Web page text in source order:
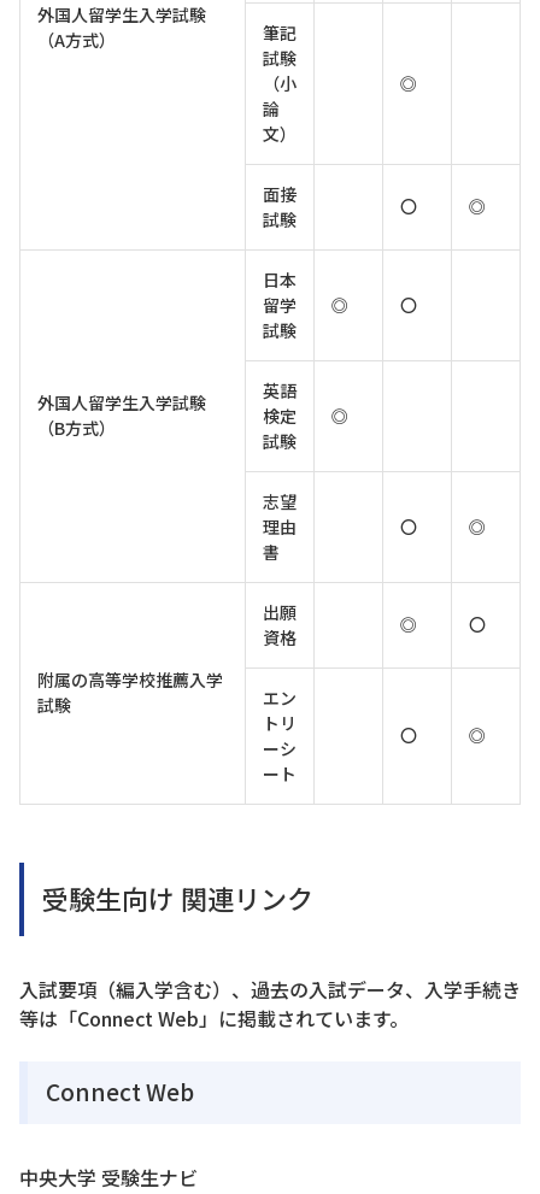
外国人留学生入学試験
（A方式）
筆記
試験
（小
論
文）
◎
面接
試験
〇 ◎
外国人留学生入学試験
（B方式）
日本
留学
試験
◎ 〇
英語
検定
試験
◎
志望
理由
書
〇 ◎
附属の高等学校推薦入学
試験
出願
資格
◎ 〇
エン
トリ
ーシ
ート
〇 ◎
受験生向け 関連リンク
入試要項（編入学含む）、過去の入試データ、入学手続き
等は「Connect Web」に掲載されています。
Connect Web
中央大学 受験生ナビ